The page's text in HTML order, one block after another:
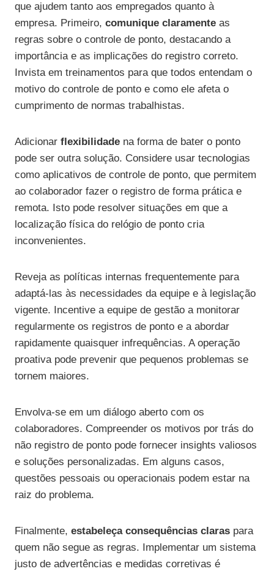
que ajudem tanto aos empregados quanto à
empresa. Primeiro, comunique claramente as
regras sobre o controle de ponto, destacando a
importância e as implicações do registro correto.
Invista em treinamentos para que todos entendam o
motivo do controle de ponto e como ele afeta o
cumprimento de normas trabalhistas.
Adicionar flexibilidade na forma de bater o ponto
pode ser outra solução. Considere usar tecnologias
como aplicativos de controle de ponto, que permitem
ao colaborador fazer o registro de forma prática e
remota. Isto pode resolver situações em que a
localização física do relógio de ponto cria
inconvenientes.
Reveja as políticas internas frequentemente para
adaptá-las às necessidades da equipe e à legislação
vigente. Incentive a equipe de gestão a monitorar
regularmente os registros de ponto e a abordar
rapidamente quaisquer infrequências. A operação
proativa pode prevenir que pequenos problemas se
tornem maiores.
Envolva-se em um diálogo aberto com os
colaboradores. Compreender os motivos por trás do
não registro de ponto pode fornecer insights valiosos
e soluções personalizadas. Em alguns casos,
questões pessoais ou operacionais podem estar na
raiz do problema.
Finalmente, estabeleça consequências claras para
quem não segue as regras. Implementar um sistema
justo de advertências e medidas corretivas é